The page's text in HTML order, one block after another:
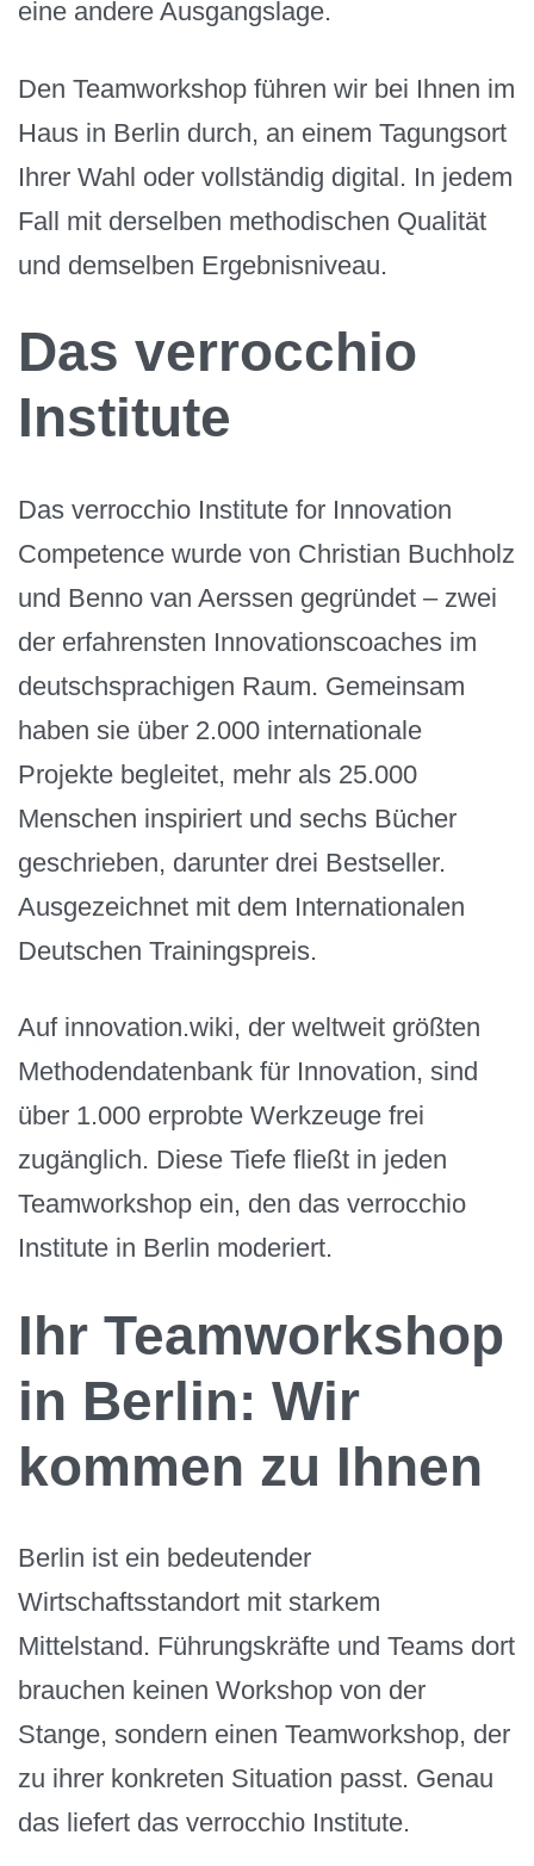
eine andere Ausgangslage.
Den Teamworkshop führen wir bei Ihnen im
Haus in Berlin durch, an einem Tagungsort
Ihrer Wahl oder vollständig digital. In jedem
Fall mit derselben methodischen Qualität
und demselben Ergebnisniveau.
Das verrocchio
Institute
Das verrocchio Institute for Innovation
Competence wurde von Christian Buchholz
und Benno van Aerssen gegründet – zwei
der erfahrensten Innovationscoaches im
deutschsprachigen Raum. Gemeinsam
haben sie über 2.000 internationale
Projekte begleitet, mehr als 25.000
Menschen inspiriert und sechs Bücher
geschrieben, darunter drei Bestseller.
Ausgezeichnet mit dem Internationalen
Deutschen Trainingspreis.
Auf innovation.wiki, der weltweit größten
Methodendatenbank für Innovation, sind
über 1.000 erprobte Werkzeuge frei
zugänglich. Diese Tiefe fließt in jeden
Teamworkshop ein, den das verrocchio
Institute in Berlin moderiert.
Ihr Teamworkshop
in Berlin: Wir
kommen zu Ihnen
Berlin ist ein bedeutender
Wirtschaftsstandort mit starkem
Mittelstand. Führungskräfte und Teams dort
brauchen keinen Workshop von der
Stange, sondern einen Teamworkshop, der
zu ihrer konkreten Situation passt. Genau
das liefert das verrocchio Institute.